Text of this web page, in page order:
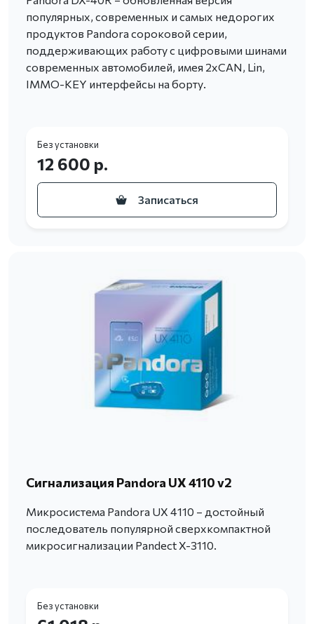
популярных, современных и самых недорогих
продуктов Pandora сороковой серии,
поддерживающих работу с цифровыми шинами
современных автомобилей, имея 2хCAN, Lin,
IMMO-KEY интерфейсы на борту.
Без установки
12 600 р.
Записаться
Сигнализация Pandora UX 4110 v2
Микросистема Pandora UX 4110 – достойный
последователь популярной сверхкомпактной
микросигнализации Pandect X-3110.
Без установки